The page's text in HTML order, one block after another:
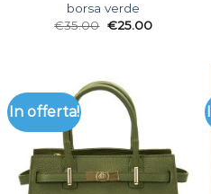
borsa verde
€35.00 €25.00
In offerta!